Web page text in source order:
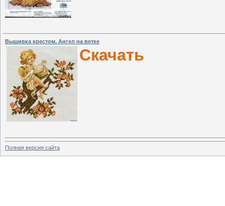
Вышивка крестом. Ангел на ветке
Скачать
Полная версия сайта